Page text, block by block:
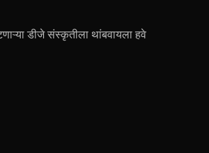
डीजे संस्कृतीला थांबवायला हवे